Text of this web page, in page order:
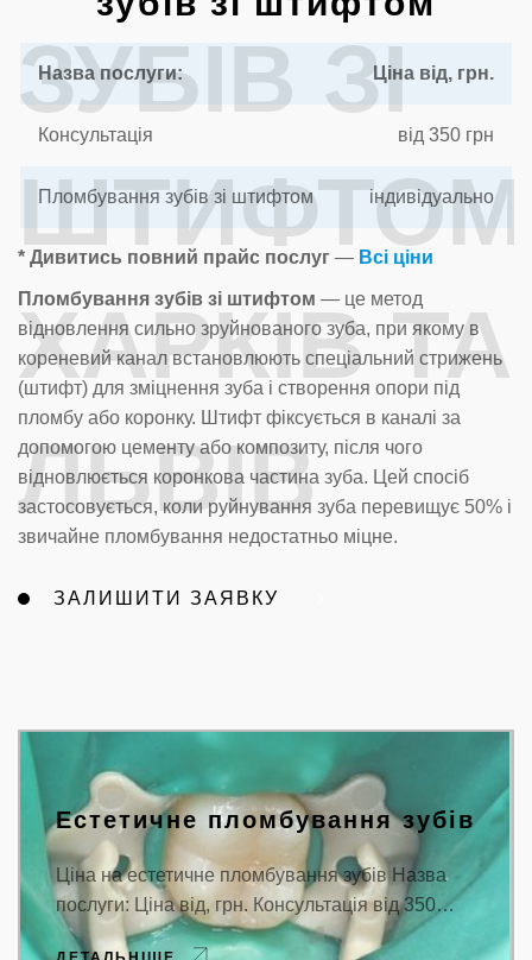
ЗУБІВ ЗІ
ШТИФТОМ
ХАРКІВ ТА
ЛЬВІВ
Назва послуги: Ціна від, грн.
Консультація від 350 грн
Пломбування зубів зі штифтом індивідуально
* Дивитись повний прайс послуг — Всі ціни
Пломбування зубів зі штифтом — це метод
відновлення сильно зруйнованого зуба, при якому в
кореневий канал встановлюють спеціальний стрижень
(штифт) для зміцнення зуба і створення опори під
пломбу або коронку. Штифт фіксується в каналі за
допомогою цементу або композиту, після чого
відновлюється коронкова частина зуба. Цей спосіб
застосовується, коли руйнування зуба перевищує 50% і
звичайне пломбування недостатньо міцне.
ЗАЛИШИТИ ЗАЯВКУ
Естетичне пломбування зубів
Ціна на естетичне пломбування зубів Назва
послуги: Ціна від, грн. Консультація від 350…